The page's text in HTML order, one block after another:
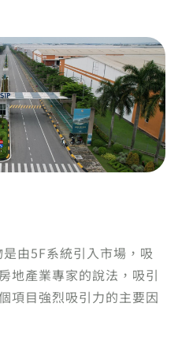
由5F系統引入市場，吸
地產業專家的說法，吸引
項目強烈吸引力的主要因